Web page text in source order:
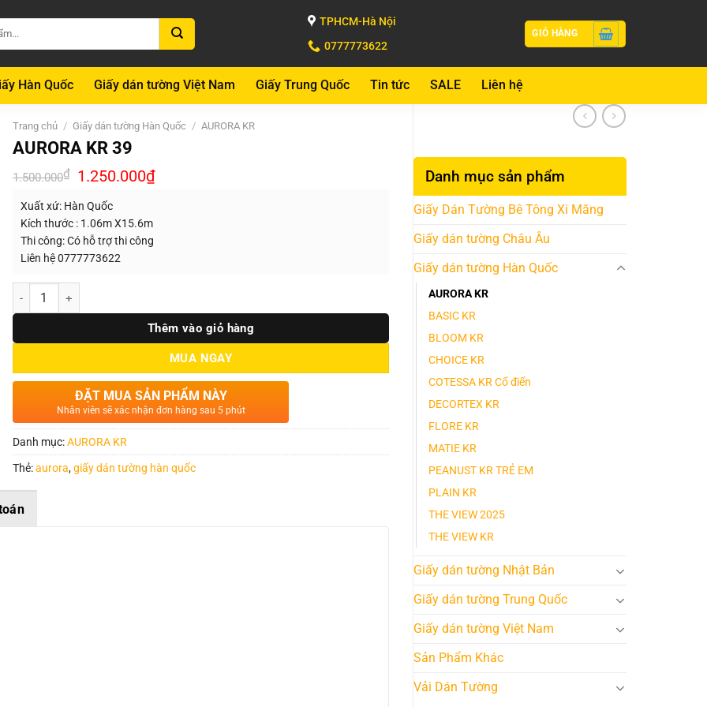
TPHCM-Hà Nội
0777773622
GIỎ HÀNG
Hàn Quốc Giấy dán tường Việt Nam Giấy Trung Quốc Tin tức SALE Liên hệ
Danh mục sản phẩm
Giấy Dán Tường Bê Tông Xi Măng
Giấy dán tường Châu Âu
Giấy dán tường Hàn Quốc
AURORA KR
BASIC KR
BLOOM KR
CHOICE KR
COTESSA KR Cổ điển
DECORTEX KR
FLORE KR
MATIE KR
PEANUST KR TRẺ EM
PLAIN KR
THE VIEW 2025
THE VIEW KR
Giấy dán tường Nhật Bản
Giấy dán tường Trung Quốc
Giấy dán tường Việt Nam
Sản Phẩm Khác
Vải Dán Tường
Trang chủ / Giấy dán tường Hàn Quốc / AURORA KR
AURORA KR 39
1.500.000₫ Giá
gốc
1.500.000₫.
1.250.000₫Giá
hiện
Xuất xứ: Hàn Quốc
Kích thước : 1.06m X15.6m
Thi công: Có hỗ trợ thi công
Liên hệ 0777773622
Số lượng
Thêm vào giỏ hàng
MUA NGAY
ĐẶT MUA SẢN PHẨM NÀY
Nhân viên sẽ xác nhận đơn hàng sau 5 phút
Danh mục:AURORA KR
Thẻ:aurora,giấy dán tường hàn quốc